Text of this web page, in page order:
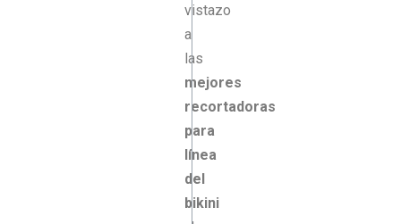
vistazo
a
las
mejores
recortadoras
para
línea
del
bikini